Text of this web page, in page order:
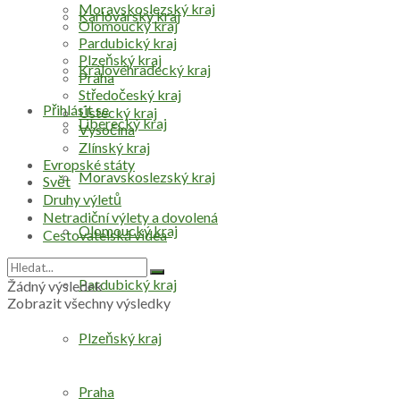
Přihlásit se
Karlovarský kraj
Královéhradecký kraj
Liberecký kraj
Moravskoslezský kraj
Olomoucký kraj
Pardubický kraj
Plzeňský kraj
Praha
Moravskoslezský kraj
Olomoucký kraj
Pardubický kraj
Plzeňský kraj
Praha
Středočeský kraj
Ústecký kraj
Vysočina
Zlínský kraj
Evropské státy
Svět
Druhy výletů
Netradiční výlety a dovolená
Cestovatelská videa
Žádný výsledek
Zobrazit všechny výsledky